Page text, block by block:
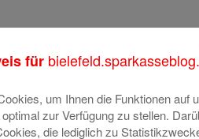
für
um Ihnen die Funktionen auf
zur Verfügung zu stellen.
die lediglich zu